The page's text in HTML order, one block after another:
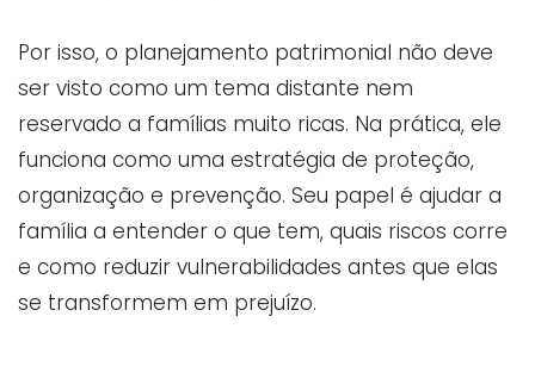
Por isso, o planejamento patrimonial não deve
ser visto como um tema distante nem
reservado a famílias muito ricas. Na prática, ele
funciona como uma estratégia de proteção,
organização e prevenção. Seu papel é ajudar a
família a entender o que tem, quais riscos corre
e como reduzir vulnerabilidades antes que elas
se transformem em prejuízo.